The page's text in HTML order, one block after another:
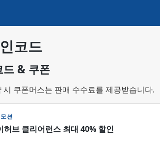
코드
드 & 쿠폰
쿠폰머스는 판매 수수료를 제공받습니다.
션
허브 클리어런스 최대 40% 할인